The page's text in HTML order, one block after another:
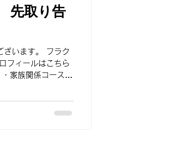
先取り告
ざいます。 フラク
家族関係コース講